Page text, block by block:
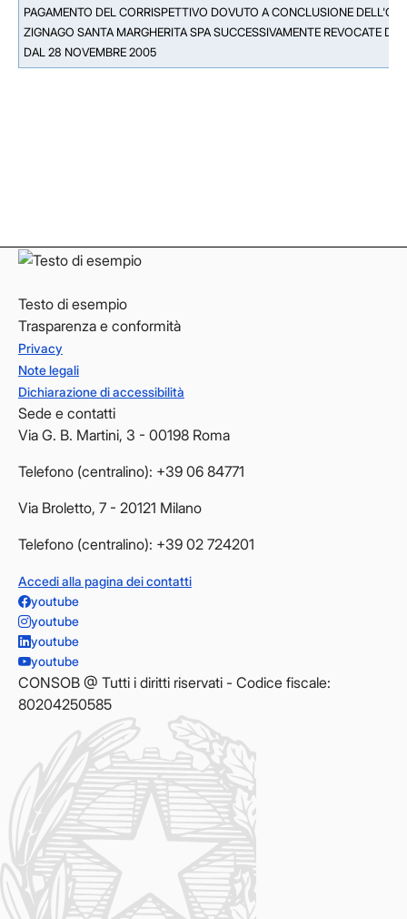
PAGAMENTO DEL CORRISPETTIVO DOVUTO A CONCLUSIONE
ZIGNAGO SANTA MARGHERITA SPA SUCCESSIVAMENTE REVOCATE
DAL 28 NOVEMBRE 2005
Testo di esempio
Trasparenza e conformità
Privacy
Note legali
Dichiarazione di accessibilità
Sede e contatti
Via G. B. Martini, 3 - 00198 Roma
Telefono (centralino): +39 06 84771
Via Broletto, 7 - 20121 Milano
Telefono (centralino): +39 02 724201
Accedi alla pagina dei contatti
youtube
youtube
youtube
youtube
CONSOB @ Tutti i diritti riservati - Codice fiscale:
80204250585